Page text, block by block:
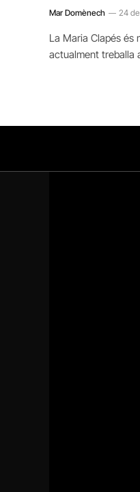
Mar Domènech 24
La Maria Clapés és
actualment treballa